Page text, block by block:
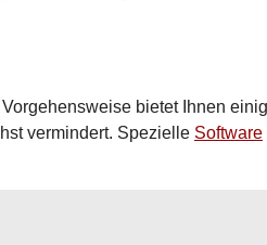
bietet Ihnen
vermindert. Spezielle Software